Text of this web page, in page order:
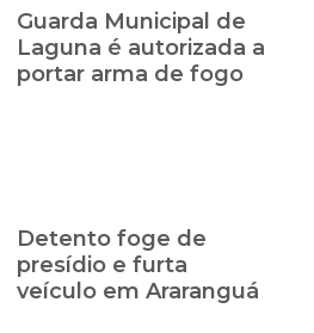
Guarda Municipal de
Laguna é autorizada a
portar arma de fogo
Detento foge de
presídio e furta
veículo em Araranguá